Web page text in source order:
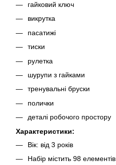
гайковий ключ
викрутка
пасатижі
тиски
рулетка
шурупи з гайками
тренувальні бруски
полички
деталі робочого простору
Характеристики:
Вік: від 3 років
Набір містить 98 елементів